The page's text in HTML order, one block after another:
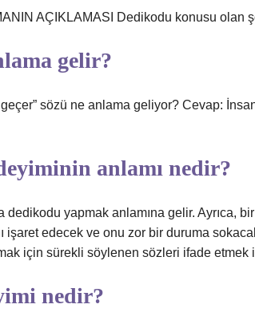
AÇIKLAMASI Dedikodu konusu olan
gelir?
geçer” sözü ne anlama geliyor? Cevap:
anlamı nedir?
dedikodu yapmak anlamına gelir. Ayrıca,
işaret edecek ve onu zor bir duruma
için sürekli söylenen sözleri ifade etmek
nedir?